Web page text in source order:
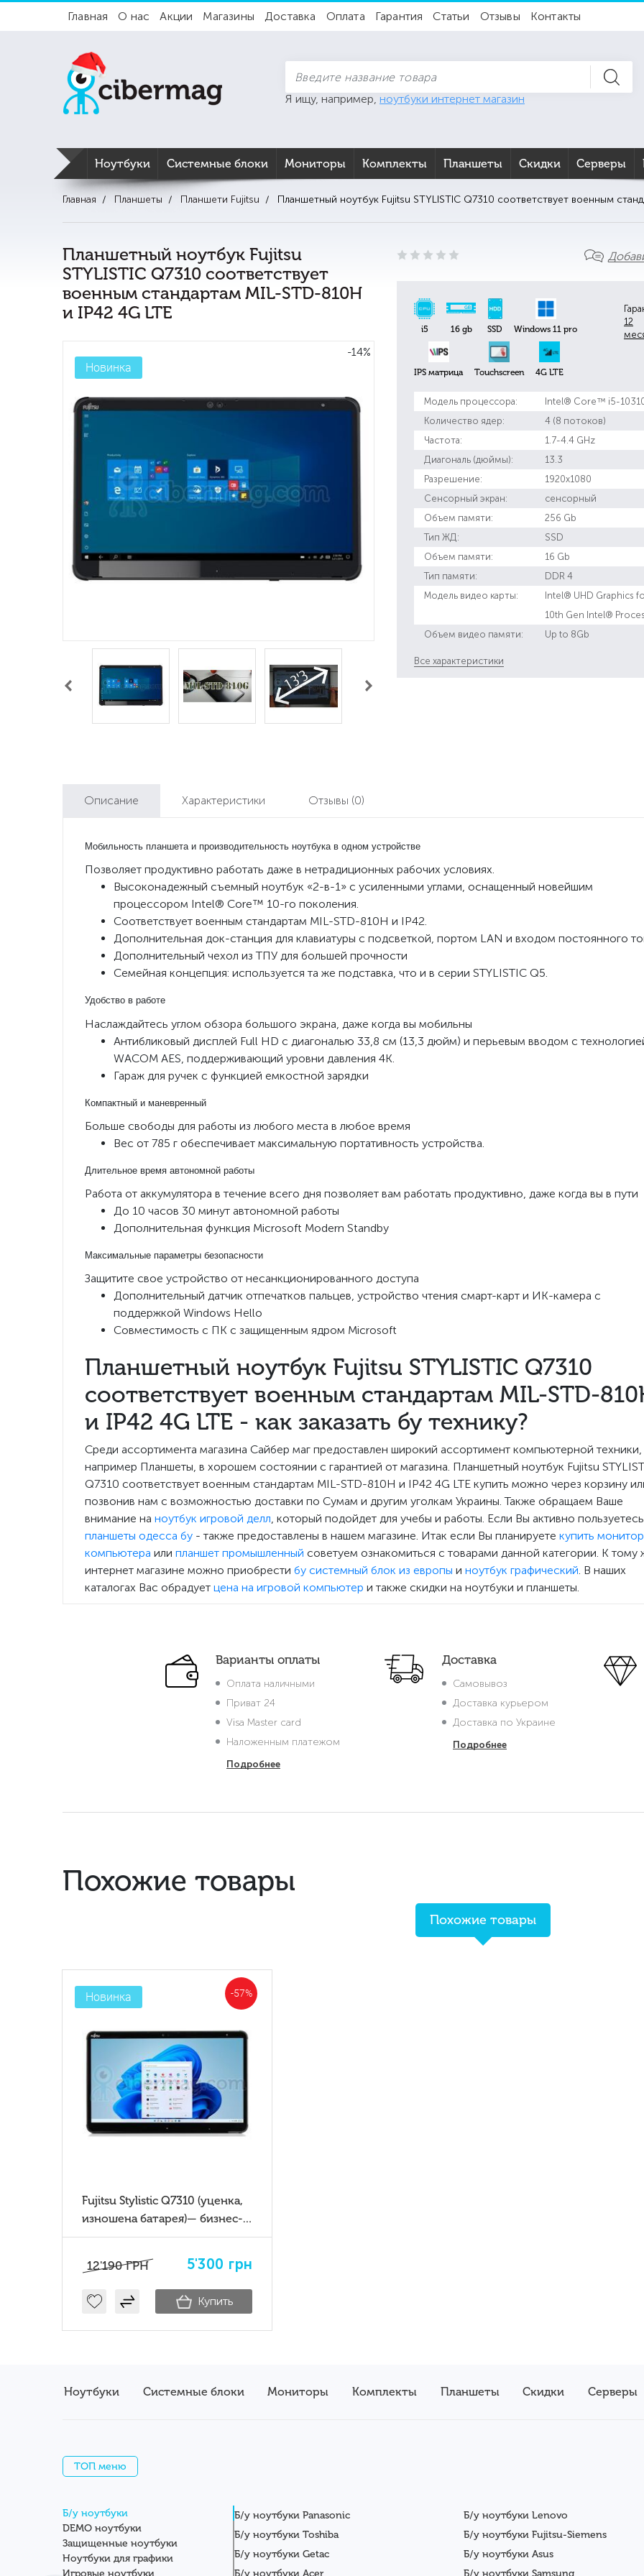
Главная О нас Акции Магазины Доставка Оплата Гарантия Статьи Отзывы Контакты
Я ищу, например, ноутбуки интернет магазин
Ноутбуки Системные блоки Мониторы Комплекты Планшеты Скидки Серверы
Главная Планшеты Планшети Fujitsu Планшетный ноутбук Fujitsu STYLISTIC Q7310 соответствует военным
Планшетный ноутбук Fujitsu
STYLISTIC Q7310 соответствует
военным стандартам MIL-STD-810H
и IP42 4G LTE
-14%
Новинка
i5 16 gb SSD Windows 11 pro
IPS матрица Touchscreen 4G LTE
12
Модель процессора:
Intel® Core™ i5-
Количество ядер:
4 (8 потоков)
Частота:
1.7-4.4 GHz
Диагональ (дюймы):
13.3
Разрешение:
1920x1080
Сенсорный экран:
сенсорный
Объем памяти:
256 Gb
Тип ЖД:
SSD
Объем памяти:
16 Gb
Тип памяти:
DDR 4
Модель видео карты:
Intel® UHD Graphics
10th Gen Intel®
Объем видео памяти:
Up to 8Gb
Все характеристики
Описание Характеристики Отзывы (0)
Мобильность планшета и производительность ноутбука в одном устройстве
Позволяет продуктивно работать даже в нетрадиционных рабочих условиях.
Высоконадежный съемный ноутбук «2-в-1» с усиленными углами, оснащенный новейшим
процессором Intel® Core™ 10-го поколения.
Соответствует военным стандартам MIL-STD-810H и IP42.
Дополнительная док-станция для клавиатуры с подсветкой, портом LAN и входом постоянного
Дополнительный чехол из ТПУ для большей прочности
Семейная концепция: используется та же подставка, что и в серии STYLISTIC Q5.
Удобство в работе
Наслаждайтесь углом обзора большого экрана, даже когда вы мобильны
Антибликовый дисплей Full HD с диагональю 33,8 см (13,3 дюйм) и перьевым вводом с
WACOM AES, поддерживающий уровни давления 4K.
Гараж для ручек с функцией емкостной зарядки
Компактный и маневренный
Больше свободы для работы из любого места в любое время
Вес от 785 г обеспечивает максимальную портативность устройства.
Длительное время автономной работы
Работа от аккумулятора в течение всего дня позволяет вам работать продуктивно, даже когда вы в пути
До 10 часов 30 минут автономной работы
Дополнительная функция Microsoft Modern Standby
Максимальные параметры безопасности
Защитите свое устройство от несанкционированного доступа
Дополнительный датчик отпечатков пальцев, устройство чтения смарт-карт и ИК-камера с
поддержкой Windows Hello
Совместимость с ПК с защищенным ядром Microsoft
Планшетный ноутбук Fujitsu STYLISTIC Q7310
соответствует военным стандартам MIL-STD-
и IP42 4G LTE - как заказать бу технику?
Среди ассортимента магазина Сайбер маг предоставлен широкий ассортимент компьютерной техники,
например Планшеты, в хорошем состоянии с гарантией от магазина. Планшетный ноутбук Fujitsu
Q7310 соответствует военным стандартам MIL-STD-810H и IP42 4G LTE купить можно через корзину
позвонив нам с возможностью доставки по Сумам и другим уголкам Украины. Также обращаем Ваше
внимание на ноутбук игровой делл, который подойдет для учебы и работы. Если Вы активно пользуетесь
планшеты одесса бу - также предоставлены в нашем магазине. Итак если Вы планируете купить монитор
компьютера или планшет промышленный советуем ознакомиться с товарами данной категории. К тому
интернет магазине можно приобрести бу системный блок из европы и ноутбук графический. В наших
каталогах Вас обрадует цена на игровой компьютер и также скидки на ноутбуки и планшеты.
Варианты оплаты
Оплата наличными
Приват 24
Visa Master card
Наложенным платежом
Подробнее
Доставка
Самовывоз
Доставка курьером
Доставка по Украине
Подробнее
Похожие товары
Похожие товары
-57%
Новинка
Fujitsu Stylistic Q7310 (уценка,
изношена батарея)— бизнес-
планшет 2-в-1 с Intel Core i5
12'190 ГРН 5'300 грн
Купить
Ноутбуки Системные блоки Мониторы Комплекты Планшеты Скидки Серверы
ТОП меню
Б/у ноутбуки
DEMO ноутбуки
Защищенные ноутбуки
Ноутбуки для графики
Игровые ноутбуки
Б/у ноутбуки Panasonic
Б/у ноутбуки Lenovo
Б/у ноутбуки Toshiba
Б/у ноутбуки Fujitsu-Siemens
Б/у ноутбуки Getac
Б/у ноутбуки Asus
Б/у ноутбуки Acer
Б/у ноутбуки Samsung